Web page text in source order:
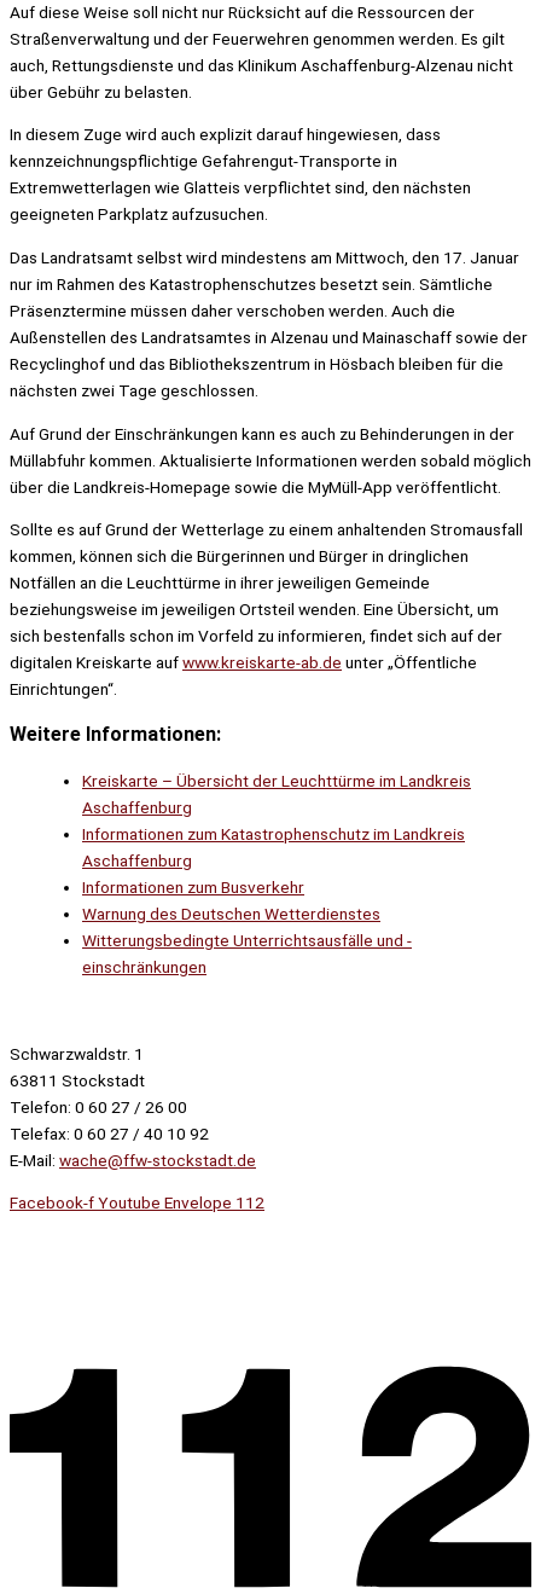
Auf diese Weise soll nicht nur Rücksicht auf die Ressourcen der
Straßenverwaltung und der Feuerwehren genommen werden. Es gilt
auch, Rettungsdienste und das Klinikum Aschaffenburg-Alzenau nicht
über Gebühr zu belasten.
In diesem Zuge wird auch explizit darauf hingewiesen, dass
kennzeichnungspflichtige Gefahrengut-Transporte in
Extremwetterlagen wie Glatteis verpflichtet sind, den nächsten
geeigneten Parkplatz aufzusuchen.
Das Landratsamt selbst wird mindestens am Mittwoch, den 17. Januar
nur im Rahmen des Katastrophenschutzes besetzt sein. Sämtliche
Präsenztermine müssen daher verschoben werden. Auch die
Außenstellen des Landratsamtes in Alzenau und Mainaschaff sowie der
Recyclinghof und das Bibliothekszentrum in Hösbach bleiben für die
nächsten zwei Tage geschlossen.
Auf Grund der Einschränkungen kann es auch zu Behinderungen in der
Müllabfuhr kommen. Aktualisierte Informationen werden sobald möglich
über die Landkreis-Homepage sowie die MyMüll-App veröffentlicht.
Sollte es auf Grund der Wetterlage zu einem anhaltenden Stromausfall
kommen, können sich die Bürgerinnen und Bürger in dringlichen
Notfällen an die Leuchttürme in ihrer jeweiligen Gemeinde
beziehungsweise im jeweiligen Ortsteil wenden. Eine Übersicht, um
sich bestenfalls schon im Vorfeld zu informieren, findet sich auf der
digitalen Kreiskarte aufwww.kreiskarte-ab.de unter „Öffentliche
Einrichtungen“.
Weitere Informationen:
Kreiskarte – Übersicht der Leuchttürme im Landkreis
Aschaffenburg
Informationen zum Katastrophenschutz im Landkreis
Aschaffenburg
Informationen zum Busverkehr
Warnung des Deutschen Wetterdienstes
Witterungsbedingte Unterrichtsausfälle und -
einschränkungen
Schwarzwaldstr. 1
63811 Stockstadt
Telefon: 0 60 27 / 26 00
Telefax: 0 60 27 / 40 10 92
E-Mail: wache@ffw-stockstadt.de
Facebook-fYoutube Envelope 112